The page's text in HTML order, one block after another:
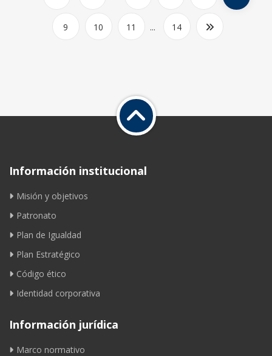
9 10 11 ... 14
Información institucional
Misión y objetivos
Patronato
Plan de Igualdad
Plan Estratégico
Código ético
Identidad corporativa
Información jurídica
Marco normativo